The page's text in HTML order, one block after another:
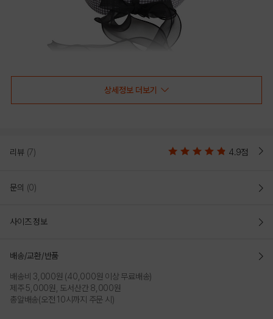
상세정보 더보기
리뷰 (7) 4.9점
문의 (0)
사이즈 정보
배송/교환/반품
배송비 3,000원 (40,000원 이상 무료배송)
제주 5,000원, 도서산간 8,000원
총알배송(오전 10시까지 주문 시)